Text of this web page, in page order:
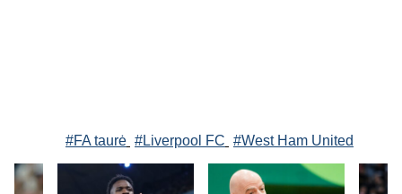
#FA taurė #Liverpool FC #West Ham United